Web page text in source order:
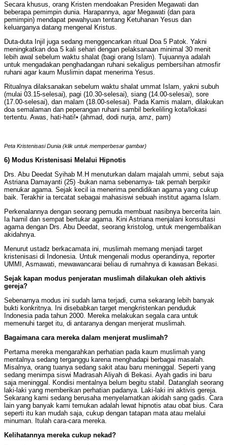
Secara khusus, orang Kristen mendoakan Presiden Megawati dan
beberapa pemimpin dunia. Harapannya, agar Megawati (dan para
pemimpin) mendapat pewahyuan tentang Ketuhanan Yesus dan
keluarganya datang mengenal Kristus.
Duta-duta Injil juga sedang menggencarkan ritual Doa 5 Patok. Yakni
meningkatkan doa 5 kali sehari dengan pelaksanaan minimal 30 menit
lebih awal sebelum waktu shalat (bagi orang Islam). Tujuannya adalah
untuk mengadakan penghadangan ruhani sekaligus pembersihan atmosfir
ruhani agar kaum Muslimin dapat menerima Yesus.
Ritualnya dilaksanakan sebelum waktu shalat ummat Islam, yakni subuh
(mulai 03.15-selesai), pagi (10.30-selesai), siang (14.00-selesai), sore
(17.00-selesai), dan malam (18.00-selesai). Pada Kamis malam, dilakukan
doa semalaman dan peperangan ruhani sambil berkeliling kota/lokasi
tertentu. Awas, hati-hati!• (ahmad, dodi nurja, amz, pam)
Peta Kristenisasi Dunia (klik untuk memperbesar gambar)
6) Modus Kristenisasi Melalui Hipnotis
Drs. Abu Deedat Syihab M.H menuturkan dalam majalah ummi, sebut saja
Astriana Damayanti (25) -bukan nama sebenarnya- tak pernah berpikir
menukar agama. Sejak kecil ia menerima pendidikan agama yang cukup
baik. Terakhir ia tercatat sebagai mahasiswi sebuah institut agama Islam.
Perkenalannya dengan seorang pemuda membuat nasibnya bercerita lain.
Ia hamil dan sempat bertukar agama. Kini Astriana menjalani konsultasi
agama dengan Drs. Abu Deedat, seorang kristolog, untuk mengembalikan
akidahnya.
Menurut ustadz berkacamata ini, muslimah memang menjadi target
kristenisasi di Indonesia. Untuk mengenali modus operandinya, reporter
UMMI, Asmawati, mewawancarai beliau di rumahnya di kawasan Bekasi.
Sejak kapan modus penjeratan muslimah dilakukan oleh aktivis
gereja?
Sebenarnya modus ini sudah lama terjadi, cuma sekarang lebih banyak
bukti konkritnya. Ini disebabkan target mengkristenkan penduduk
Indonesia pada tahun 2000. Mereka melakukan segala cara untuk
memenuhi target itu, di antaranya dengan menjerat muslimah.
Bagaimana cara mereka dalam menjerat muslimah?
Pertama mereka mengarahkan perhatian pada kaum muslimah yang
mentalnya sedang terganggu karena menghadapi berbagai masalah.
Misalnya, orang tuanya sedang sakit atau baru meninggal. Seperti yang
sedang menimpa siswi Madrasah Aliyah di Bekasi. Ayah gadis ini baru
saja meninggal. Kondisi mentalnya belum begitu stabil. Datanglah seorang
laki-laki yang memberikan perhatian padanya. Laki-laki ini aktivis gereja.
Sekarang kami sedang berusaha menyelamatkan akidah sang gadis. Cara
lain yang banyak kami temukan adalah lewat hipnotis atau obat bius. Cara
seperti itu kan mudah saja, cukup dengan tatapan mata atau melalui
minuman. Itulah cara-cara mereka.
Kelihatannya mereka cukup nekad?